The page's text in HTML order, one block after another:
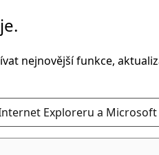
nejnovější funkce,
Exploreru a Microsoft